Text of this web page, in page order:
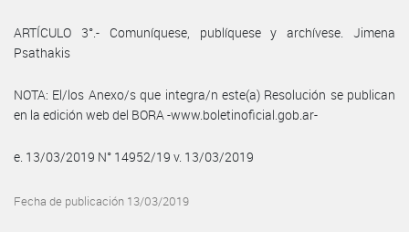
ARTÍCULO 3°.- Comuníquese, publíquese y archívese. Jimena
Psathakis
NOTA: El/los Anexo/s que integra/n este(a) Resolución se publican
en la edición web del BORA -www.boletinoficial.gob.ar-
e. 13/03/2019 N° 14952/19 v. 13/03/2019
Fecha de publicación 13/03/2019